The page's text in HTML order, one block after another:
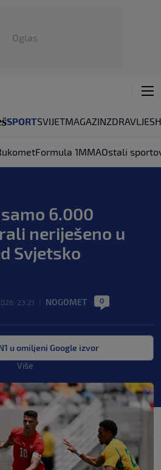
Oglas
SPORTSVIJETMAGAZINZDRAVLJE
Formula 1MMAOstali
6.000
neriješeno u
Svjetsko
23:21 NOGOMET 0
u omiljeni Google izvor
Više